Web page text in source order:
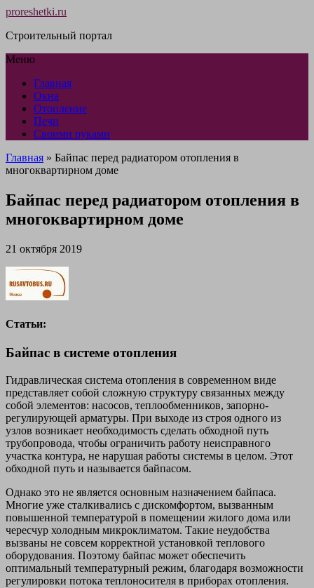
proreshetki.ru
Строительный портал
Меню
Главная
Окна
Отопление
Печи
Своими руками
Главная » Байпас перед радиатором отопления в
многоквартирном доме
Байпас перед радиатором отопления в
многоквартирном доме
21 октября 2019
Статьи:
Байпас в системе отопления
Гидравлическая система отопления в современном виде
представляет собой сложную структуру связанных между
собой элементов: насосов, теплообменников, запорно-
регулирующей арматуры. При выходе из строя одного из
узлов возникает необходимость сделать обходной путь
трубопровода, чтобы ограничить работу неисправного
участка контура, не нарушая работы системы в целом. Этот
обходной путь и называется байпасом.
Однако это не является основным назначением байпаса.
Многие уже сталкивались с дискомфортом, вызванным
повышенной температурой в помещении жилого дома или
чересчур холодным микроклиматом. Такие неудобства
вызваны не совсем корректной установкой теплового
оборудования. Поэтому байпас может обеспечить
оптимальный температурный режим, благодаря возможности
регулировки потока теплоносителя в приборах отопления.